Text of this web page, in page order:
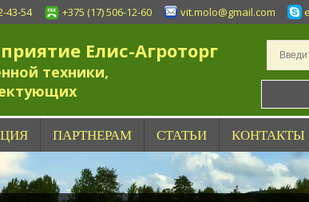
43-54 +375 (17) 506-12-60 vit.molo@gmail.com
Елис-Агроторг
техники,
ПАРТНЕРАМ СТАТЬИ КОНТАКТЫ